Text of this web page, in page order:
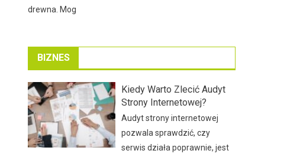
drewna. Mog
BIZNES
Kiedy Warto Zlecić Audyt
Strony Internetowej?
Audyt strony internetowej
pozwala sprawdzić, czy
serwis działa poprawnie, jest